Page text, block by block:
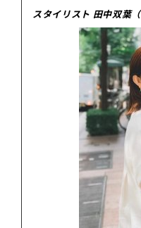
スタイリスト 田中双葉